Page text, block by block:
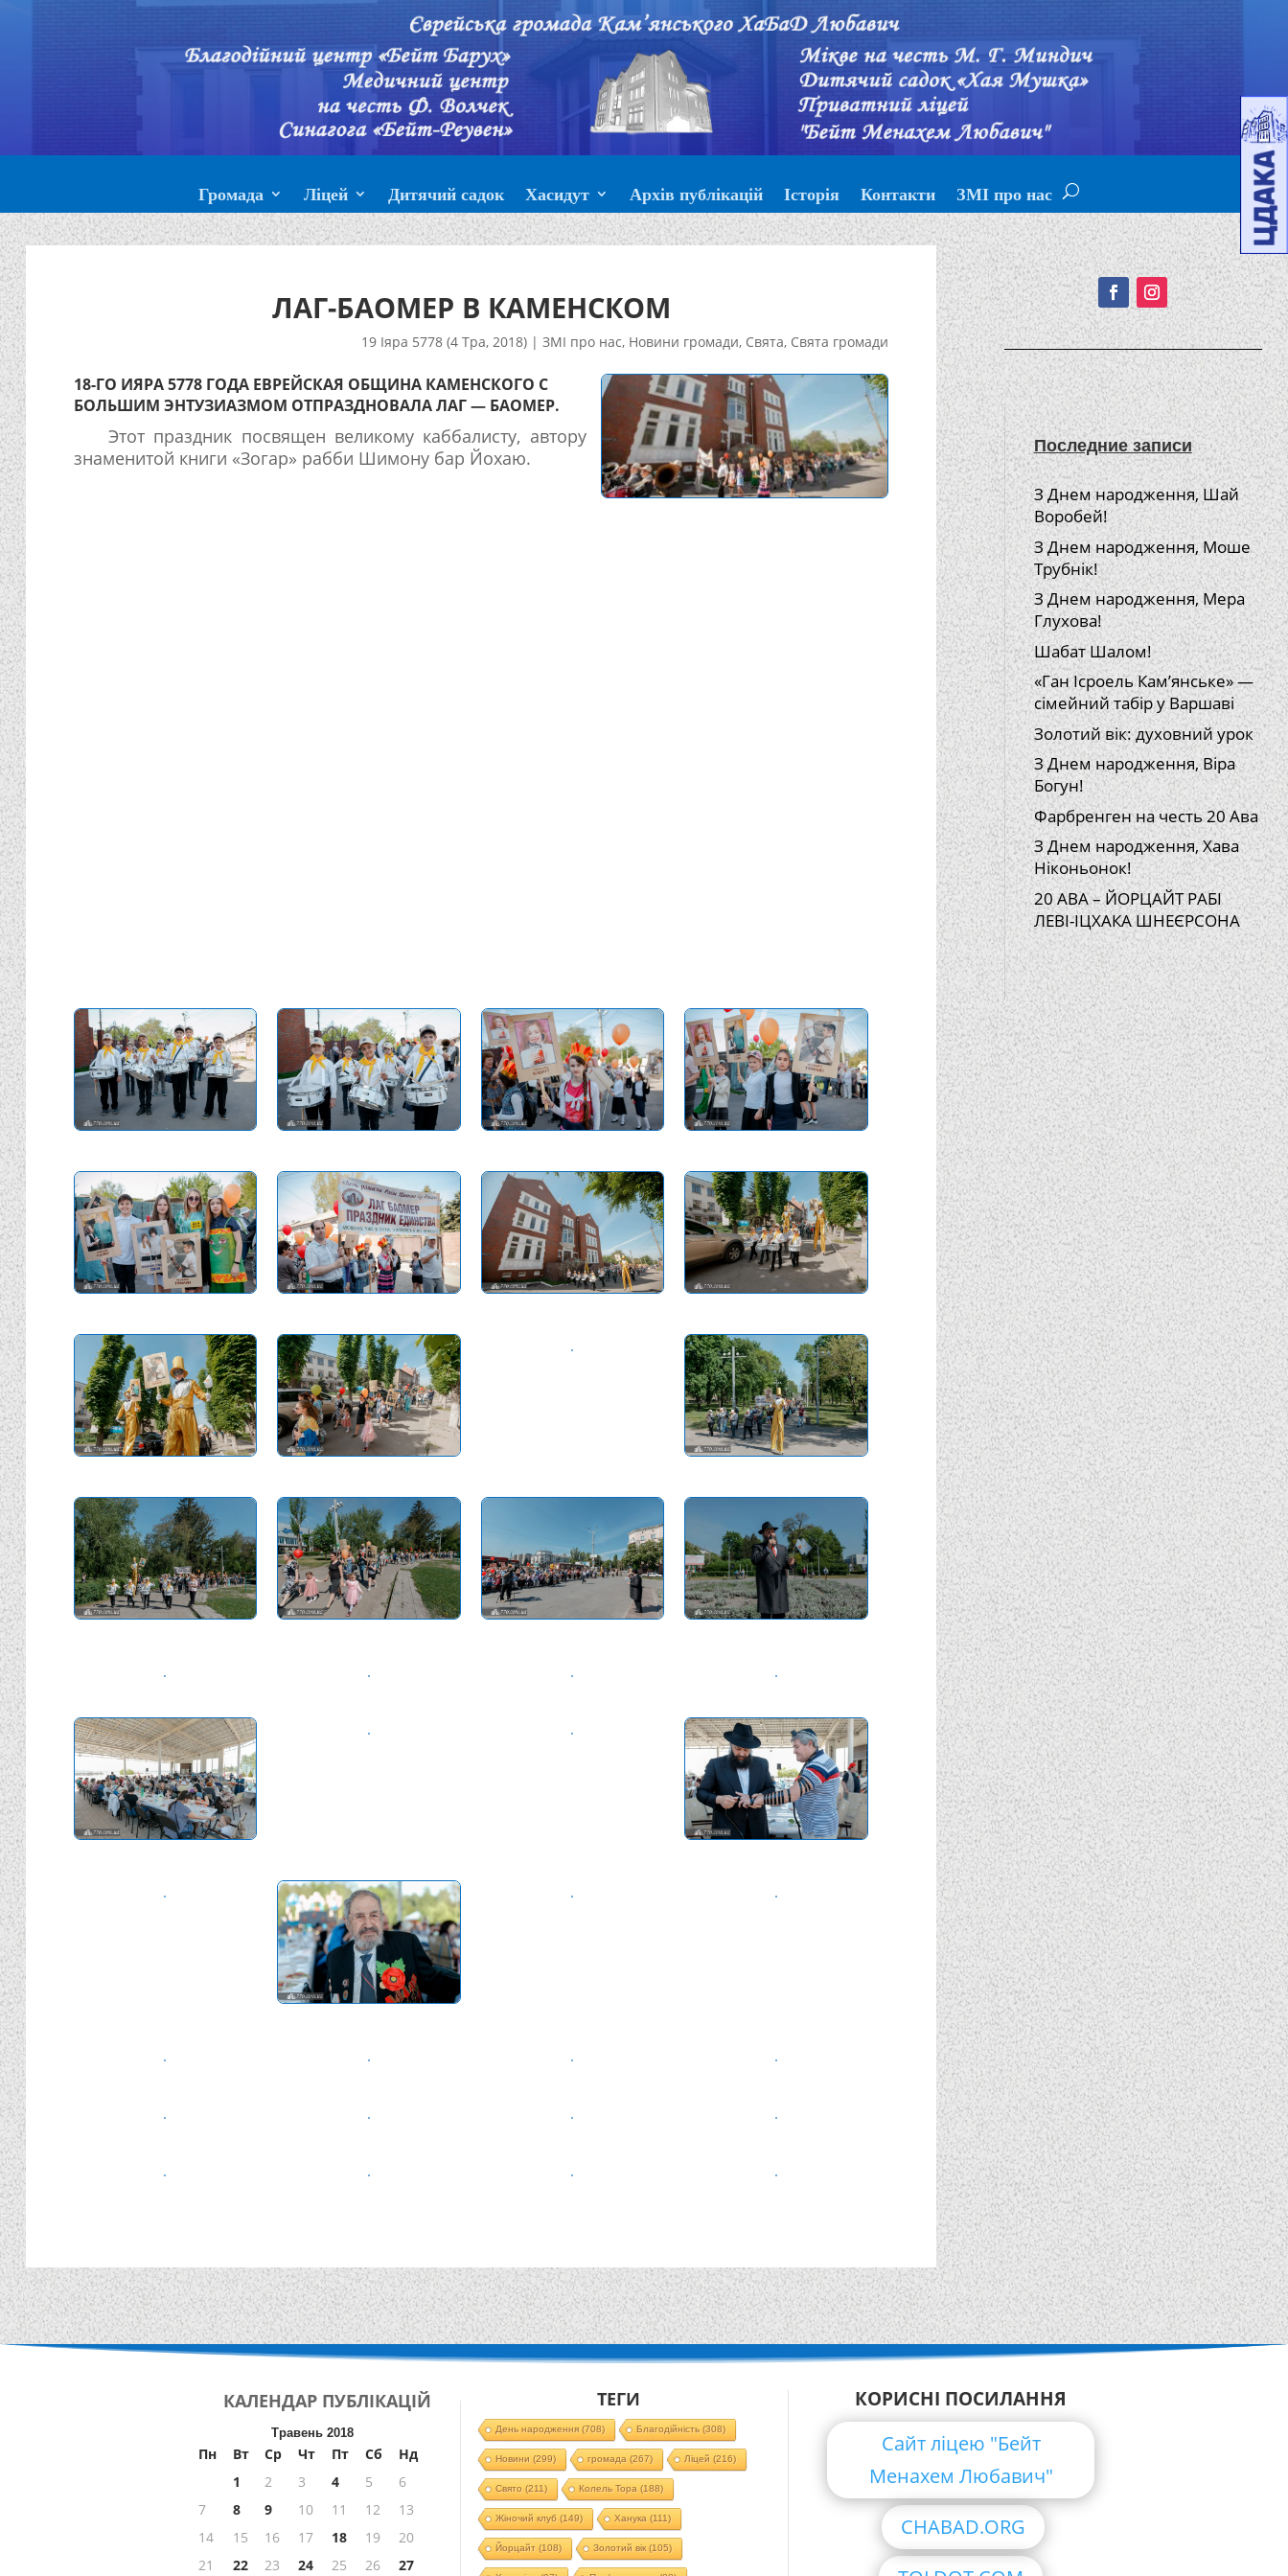
Громада Ліцей Дитячий садок Хасидут Архів публікацій Історія Контакти ЗМІ про нас
ЛАГ-БАОМЕР В КАМЕНСКОМ
19 Іяра 5778 (4 Тра, 2018)| ЗМІ про нас, Новини громади, Свята, Свята громади
18-ГО ИЯРА 5778 ГОДА ЕВРЕЙСКАЯ ОБЩИНА КАМЕНСКОГО С
БОЛЬШИМ ЭНТУЗИАЗМОМ ОТПРАЗДНОВАЛА ЛАГ — БАОМЕР.
Этот праздник посвящен великому каббалисту, автору
знаменитой книги «Зогар» рабби Шимону бар Йохаю.
Подписывайтесь!
Последние записи
З Днем народження, Шай
Воробей!
З Днем народження, Моше
Трубнік!
З Днем народження, Мера
Глухова!
Шабат Шалом!
«Ган Ісроель Кам’янське» —
сімейний табір у Варшаві
Золотий вік: духовний урок
З Днем народження, Віра
Богун!
Фарбренген на честь 20 Ава
З Днем народження, Хава
Ніконьонок!
20 АВА – ЙОРЦАЙТ РАБІ
ЛЕВІ-ІЦХАКА ШНЕЄРСОНА
КАЛЕНДАР ПУБЛІКАЦІЙ
Травень 2018
Пн Вт Ср Чт Пт Сб
Нд
1
2 3 4 5
6
7
8 9 10 11 12
13
14
15 16 17 18 19
20
21
22 23 24 25 26 27
ТЕГИ
День народження(708) Благодійність (308)
Новини (299) громада (267) Ліцей (216)
Свято (211) Колель Тора (188)
Жіночий клуб (149) Ханука (111)
Йорцайт (108) Золотий вік(105)
КОРИСНІ ПОСИЛАННЯ
Сайт ліцею "Бейт
Менахем Любавич"
CHABAD.ORG